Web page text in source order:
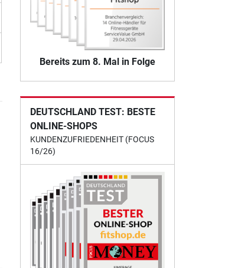
Bereits zum 8. Mal in Folge
DEUTSCHLAND TEST: BESTE
ONLINE-SHOPS
KUNDENZUFRIEDENHEIT (FOCUS
16/26)